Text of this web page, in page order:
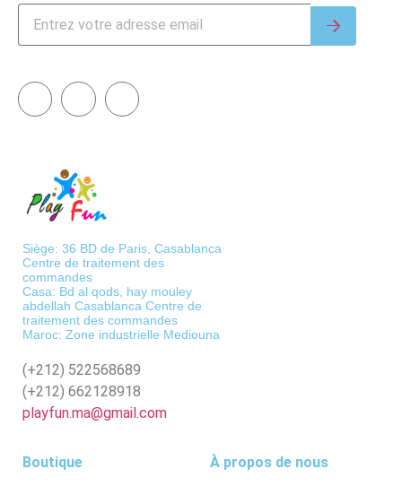
Siège: 36 BD de Paris, Casablanca
Centre de traitement des
commandes
Casa: Bd al qods, hay mouley
abdellah Casablanca Centre de
traitement des commandes
Maroc: Zone industrielle Mediouna
(+212) 522568689
(+212) 662128918
playfun.ma@gmail.com
Boutique
À propos de nous